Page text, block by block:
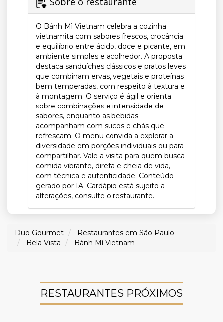
O Bánh Mì Vietnam celebra a cozinha
vietnamita com sabores frescos, crocância
e equilíbrio entre ácido, doce e picante, em
ambiente simples e acolhedor. A proposta
destaca sanduíches clássicos e pratos leves
que combinam ervas, vegetais e proteínas
bem temperadas, com respeito à textura e
à montagem. O serviço é ágil e orienta
sobre combinações e intensidade de
sabores, enquanto as bebidas
acompanham com sucos e chás que
refrescam. O menu convida a explorar a
diversidade em porções individuais ou para
compartilhar. Vale a visita para quem busca
comida vibrante, direta e cheia de vida,
com técnica e autenticidade. Conteúdo
gerado por IA. Cardápio está sujeito a
alterações, consulte o restaurante.
Duo Gourmet
Restaurantes em São Paulo
Bela Vista
Bánh Mì Vietnam
RESTAURANTES PRÓXIMOS